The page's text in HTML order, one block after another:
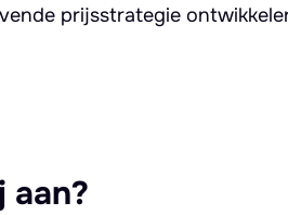
prijsstrategie
aan?